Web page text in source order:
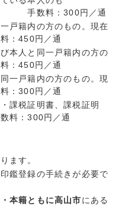
300円／通
戸籍内の方のもの。現在
円／通
本人と同一戸籍内の方の
：450円／通
一戸籍内の方のもの。現
円／通
課税証明書、課税証明
料：300円／通
ます。
鑑登録の手続きが必要で
本籍ともに高山市 にある